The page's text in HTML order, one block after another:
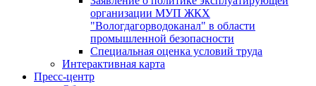
организации МУП ЖКХ
"Вологдагорводоканал" в области
промышленной безопасности
Специальная оценка условий труда
Интерактивная карта
Пресс-центр